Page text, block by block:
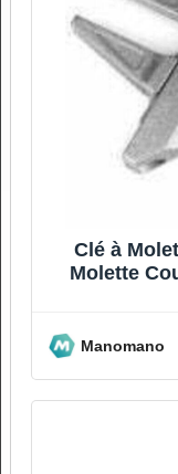
Clé à
Molette
Manomano